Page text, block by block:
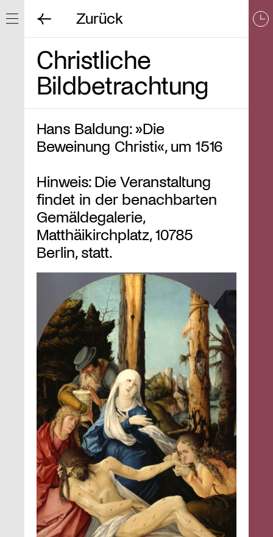
Navigation ein/ausblenden
Zurück
Christliche
Bildbetrachtung
Hans Baldung: »Die
Beweinung Christi«, um 1516
Hinweis: Die Veranstaltung
findet in der benachbarten
Gemäldegalerie,
Matthäikirchplatz, 10785
Berlin, statt.